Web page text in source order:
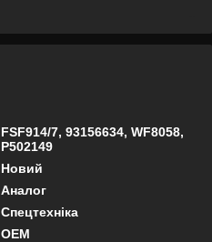
FSF914/7, 93156634, WF8058,
P502149
Новий
Аналог
Спецтехніка
OEM